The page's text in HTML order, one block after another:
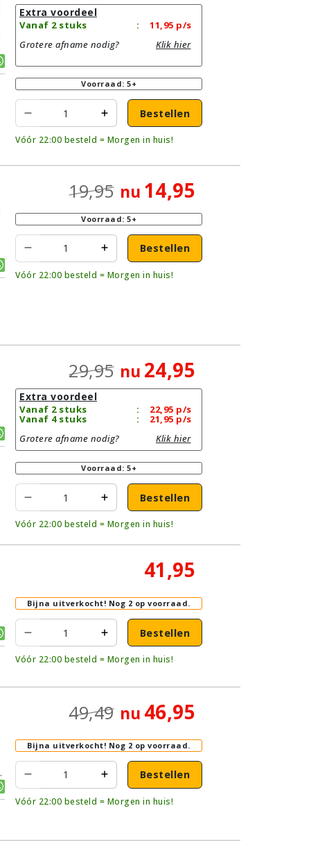
Extra voordeel
Vanaf 2 stuks : 11,95 p/s
Grotere afname nodig?
Klik hier
Voorraad: 5+
Bestellen
Vóór 22:00 besteld = Morgen in huis!
19,95 nu 14,95
Voorraad: 5+
Bestellen
Vóór 22:00 besteld = Morgen in huis!
29,95 nu 24,95
Extra voordeel
Vanaf 2 stuks : 22,95 p/s
Vanaf 4 stuks : 21,95 p/s
Grotere afname nodig?
Klik hier
Voorraad: 5+
Bestellen
Vóór 22:00 besteld = Morgen in huis!
41,95
Bijna uitverkocht! Nog 2 op voorraad.
Bestellen
Vóór 22:00 besteld = Morgen in huis!
49,49 nu 46,95
Bijna uitverkocht! Nog 2 op voorraad.
Bestellen
Vóór 22:00 besteld = Morgen in huis!